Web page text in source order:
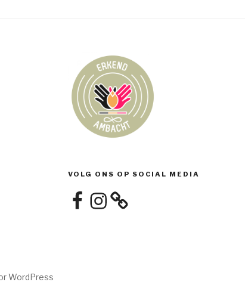
VOLG ONS OP SOCIAL MEDIA
FacebookInstagram
WordPress